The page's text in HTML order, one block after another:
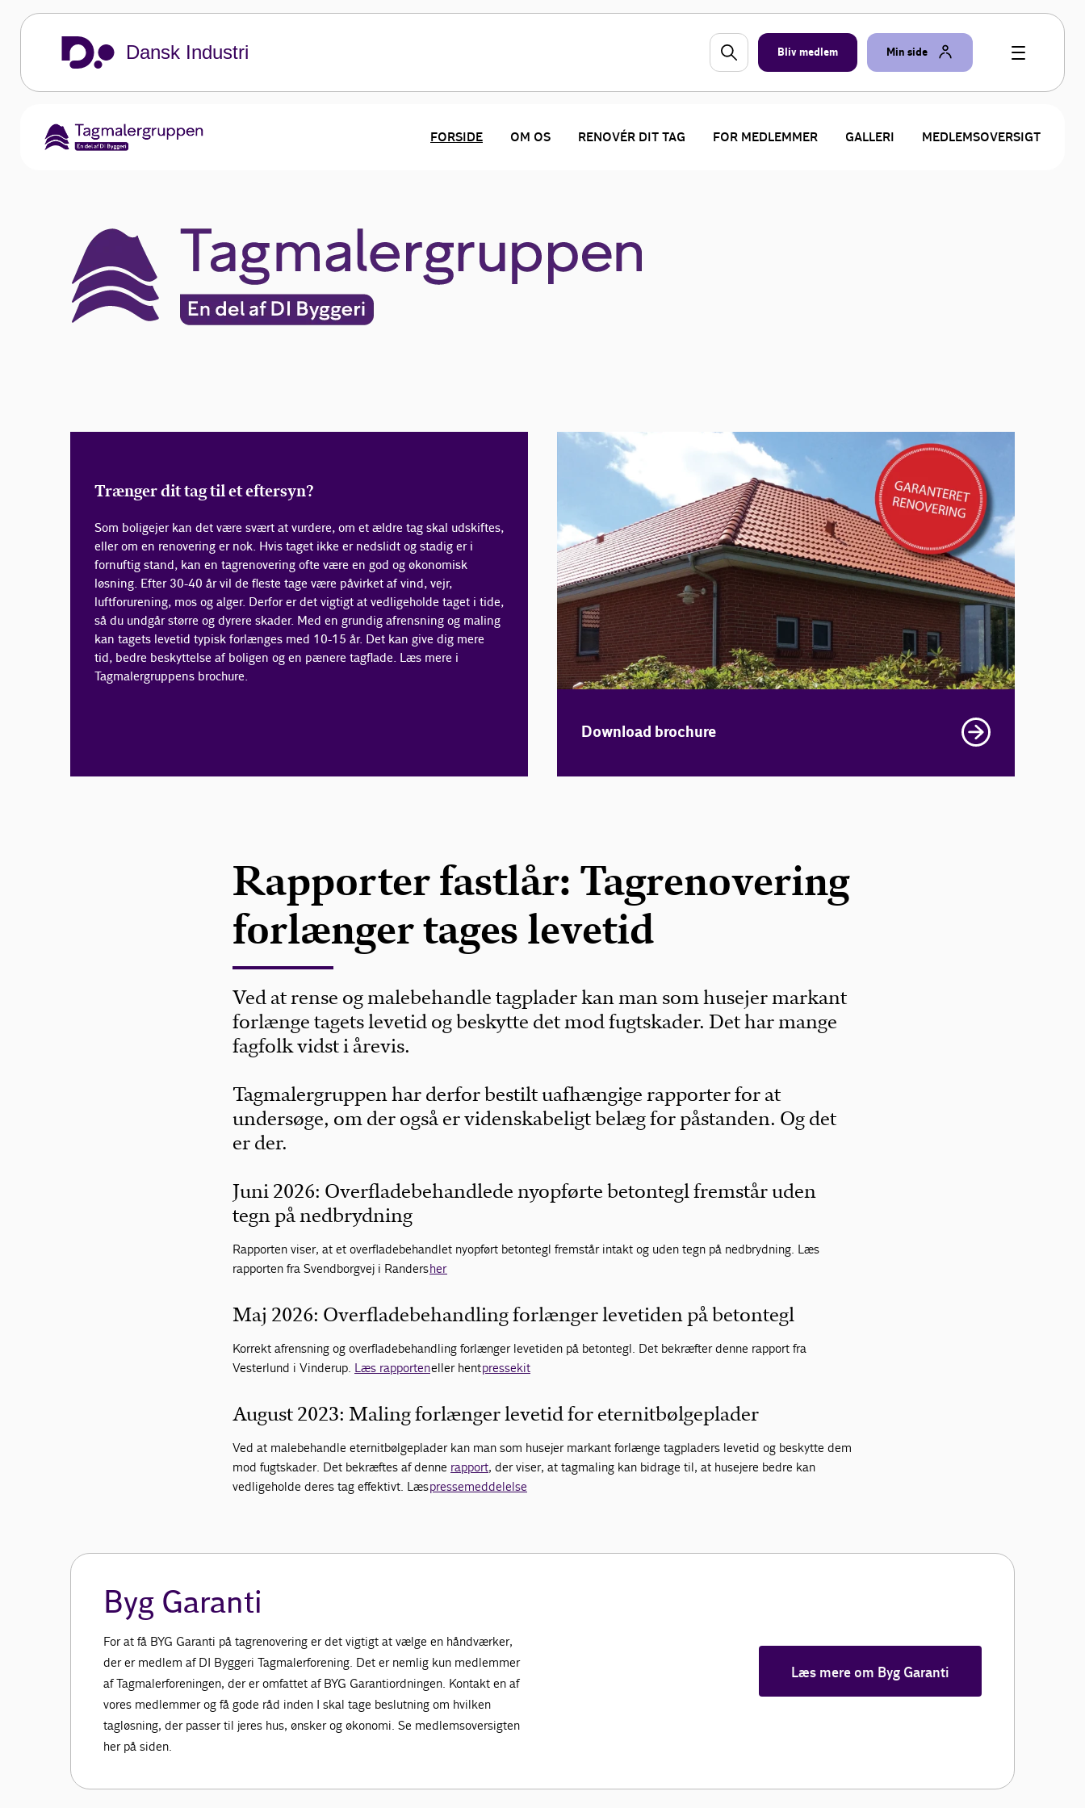
Dansk Industri Bliv medlem Min side
FORSIDE OM OS RENOVÉR DIT TAG FOR MEDLEMMER GALLERI MEDLEMSOVERSIGT
Tagmalergruppen
Trænger dit tag til et eftersyn?
Som boligejer kan det være svært at vurdere, om et ældre tag skal udskiftes,
eller om en renovering er nok. Hvis taget ikke er nedslidt og stadig er i
fornuftig stand, kan en tagrenovering ofte være en god og økonomisk
løsning. Efter 30-40 år vil de fleste tage være påvirket af vind, vejr,
luftforurening, mos og alger. Derfor er det vigtigt at vedligeholde taget i tide,
så du undgår større og dyrere skader. Med en grundig afrensning og maling
kan tagets levetid typisk forlænges med 10-15 år. Det kan give dig mere
tid, bedre beskyttelse af boligen og en pænere tagflade. Læs mere i
Tagmalergruppens brochure.
Download brochure
Rapporter fastlår: Tagrenovering
forlænger tages levetid
Ved at rense og malebehandle tagplader kan man som husejer markant
forlænge tagets levetid og beskytte det mod fugtskader. Det har mange
fagfolk vidst i årevis.
Tagmalergruppen har derfor bestilt uafhængige rapporter for at
undersøge, om der også er videnskabeligt belæg for påstanden. Og det
er der.
Juni 2026: Overfladebehandlede nyopførte betontegl fremstår uden
tegn på nedbrydning
Rapporten viser, at et overfladebehandlet nyopført betontegl fremstår intakt og uden tegn på nedbrydning. Læs
rapporten fra Svendborgvej i Randersher
Maj 2026: Overfladebehandling forlænger levetiden på betontegl
Korrekt afrensning og overfladebehandling forlænger levetiden på betontegl. Det bekræfter denne rapport fra
Vesterlund i Vinderup. Læs rapporteneller hentpressekit
August 2023: Maling forlænger levetid for eternitbølgeplader
Ved at malebehandle eternitbølgeplader kan man som husejer markant forlænge tagpladers levetid og beskytte dem
mod fugtskader. Det bekræftes af denne rapport, der viser, at tagmaling kan bidrage til, at husejere bedre kan
vedligeholde deres tag effektivt. Læspressemeddelelse
Byg Garanti
For at få BYG Garanti på tagrenovering er det vigtigt at vælge en håndværker,
der er medlem af DI Byggeri Tagmalerforening. Det er nemlig kun medlemmer
af Tagmalerforeningen, der er omfattet af BYG Garantiordningen. Kontakt en af
vores medlemmer og få gode råd inden I skal tage beslutning om hvilken
tagløsning, der passer til jeres hus, ønsker og økonomi. Se medlemsoversigten
her på siden.
Læs mere om Byg Garanti